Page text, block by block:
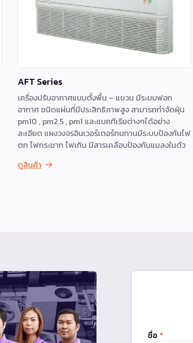
AFT Series
เครื่องปรับอากาศแบบตั้งพื้น – แขวน มีระบบฟอก
อากาศ ชนิดแผ่นที่มีประสิทธิภาพสูง สามารถกำจัดฝุ่น
pm10 , pm2.5 , pm1 และแบคทีเรียต่างๆได้อย่าง
ละเอียด แผงวงจรอินเวอร์เตอร์ทนทานมีระบบป้องกันไฟ
ตก ไฟกระชาก ไฟเกิน มีสารเคลือบป้องกันแมลงในตัว
ดูสินค้า
ชื่อ *